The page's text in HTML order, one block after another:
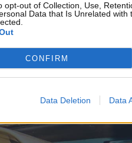
opt-out of Collection, Use,
Data that Is Unrelated with
CONFIRM
Data Deletion Data
Abarth Rally. Negli anni
tale modello di auto
rally